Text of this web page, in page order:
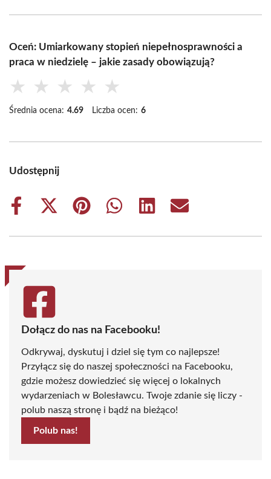
Oceń: Umiarkowany stopień niepełnosprawności a
praca w niedzielę – jakie zasady obowiązują?
★ ★ ★ ★ ★
Średnia ocena: 4.69 Liczba ocen: 6
Udostępnij
Share
Share
(Twitter)
Share
Share
Share
Share
Dołącz do nas na Facebooku!
Odkrywaj, dyskutuj i dziel się tym co najlepsze!
Przyłącz się do naszej społeczności na Facebooku,
gdzie możesz dowiedzieć się więcej o lokalnych
wydarzeniach w Bolesławcu. Twoje zdanie się liczy -
polub naszą stronę i bądź na bieżąco!
Polub nas!